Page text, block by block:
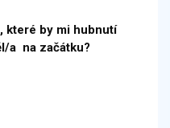
které by mi hubnutí
a na začátku?